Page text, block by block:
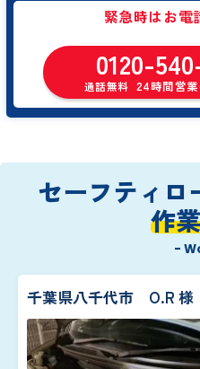
緊急時はお電
0120-
通話無料 24時間営業
セーフティロ
作
-
千葉県八千代市 O.R 様